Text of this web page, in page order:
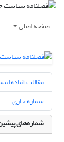
صفحه اصلی
مقالات آماده
شماره جاری
شماره‌های